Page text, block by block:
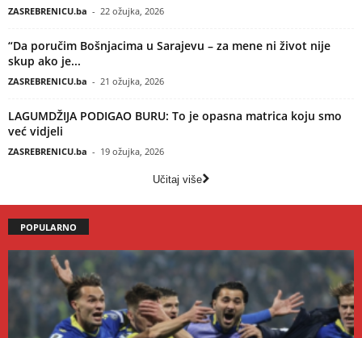
ZASREBRENICU.ba - 22 ožujka, 2026
“Da poručim Bošnjacima u Sarajevu – za mene ni život nije
skup ako je...
ZASREBRENICU.ba - 21 ožujka, 2026
LAGUMDŽIJA PODIGAO BURU: To je opasna matrica koju smo
već vidjeli
ZASREBRENICU.ba - 19 ožujka, 2026
Učitaj više
POPULARNO